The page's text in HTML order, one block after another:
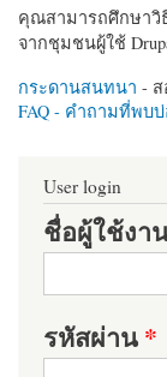
คุณสามารถศึกษาวิ
จากชุมชนผู้ใช้
กระดานสนทนา -
FAQ - คำถามที่พบ
User login
ชื่อผู้ใช้งา
รหัสผ่าน*